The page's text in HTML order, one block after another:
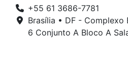
+55 61 3686-7781
Brasília • DF - Complexo
6 Conjunto A Bloco A